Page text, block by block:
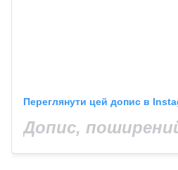
Переглянути цей допис в